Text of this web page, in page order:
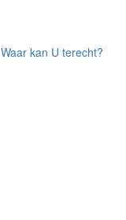
Waar kan U terecht?